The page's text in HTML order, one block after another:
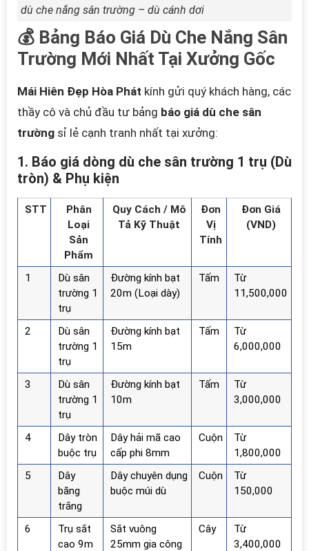
dù che nắng sân trường – dù cánh dơi
💰 Bảng Báo Giá Dù Che Nắng Sân
Trường Mới Nhất Tại Xưởng Gốc
Mái Hiên Đẹp Hòa Phát kính gửi quý khách hàng, các
thầy cô và chủ đầu tư bảng báo giá dù che sân
trường sỉ lẻ cạnh tranh nhất tại xưởng:
1. Báo giá dòng dù che sân trường 1 trụ (Dù
tròn) & Phụ kiện
STT
Phân
Loại
Sản
Phẩm
Quy Cách / Mô
Tả Kỹ Thuật
Đơn
Vị
Tính
Đơn Giá
(VND)
1
Dù sân
trường 1
trụ
Đường kính bạt
20m (Loại dày)
Tấm
Từ
11,500,000
2
Dù sân
trường 1
trụ
Đường kính bạt
15m
Tấm
Từ
6,000,000
3
Dù sân
trường 1
trụ
Đường kính bạt
10m
Tấm
Từ
3,000,000
4
Dây tròn
buộc trụ
Dây hải mã cao
cấp phi 8mm
Cuộn
Từ
1,800,000
5
Dây
băng
trắng
Dây chuyên dụng
buộc múi dù
Cuộn
Từ
150,000
6
Trụ sắt
cao 9m
Sắt vuông
25mm gia công
Cây
Từ
3,400,000